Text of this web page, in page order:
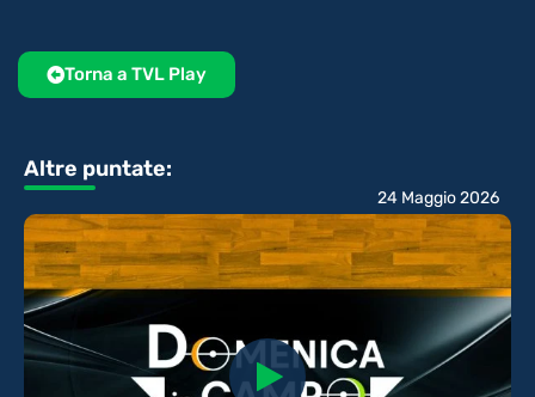
Torna a TVL Play
Altre puntate:
24 Maggio 2026